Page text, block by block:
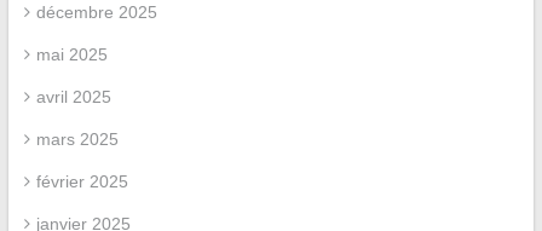
décembre 2025
mai 2025
avril 2025
mars 2025
février 2025
janvier 2025